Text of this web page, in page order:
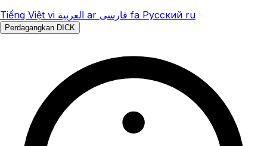
Tiếng Việt vi العربية ar فارسی fa Русский ru
Perdagangkan DICK